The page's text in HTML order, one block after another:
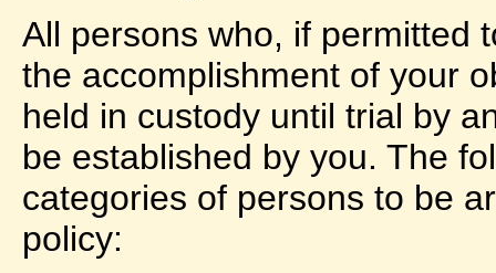
All persons who, if permitted
the accomplishment of your
held in custody until trial by
be established by you. The
categories of persons to be
policy: